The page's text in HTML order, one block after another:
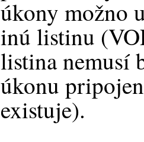
úkony možno
inú listinu
listina nemusí
úkonu
existuje).